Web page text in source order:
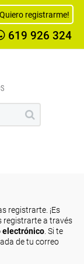
registrarme!
619 926 324
registrarte. ¡Es
registrarte a través
electrónico . Si te
de tu correo